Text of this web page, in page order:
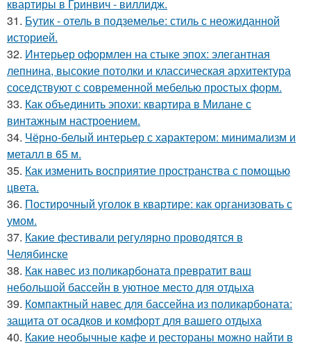
квартиры в Гринвич - виллидж.
31. Бутик - отель в подземелье: стиль с неожиданной
историей.
32. Интерьер оформлен на стыке эпох: элегантная
лепнина, высокие потолки и классическая архитектура
соседствуют с современной мебелью простых форм.
33. Как объединить эпохи: квартира в Милане с
винтажным настроением.
34. Чёрно-белый интерьер с характером: минимализм и
металл в 65 м.
35. Как изменить восприятие пространства с помощью
цвета.
36. Постирочный уголок в квартире: как организовать с
умом.
37. Какие фестивали регулярно проводятся в
Челябинске
38. Как навес из поликарбоната превратит ваш
небольшой бассейн в уютное место для отдыха
39. Компактный навес для бассейна из поликарбоната:
защита от осадков и комфорт для вашего отдыха
40. Какие необычные кафе и рестораны можно найти в